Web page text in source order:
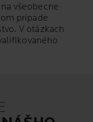
všeobecne
prípade
V otázkach